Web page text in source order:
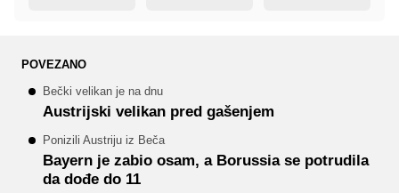
POVEZANO
Bečki velikan je na dnu
Austrijski velikan pred gašenjem
Ponizili Austriju iz Beča
Bayern je zabio osam, a Borussia se potrudila
da dođe do 11